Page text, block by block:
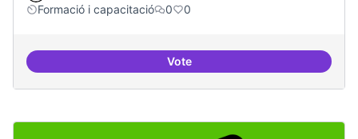
Formació i capacitació
0 0
VoteFormacions en la